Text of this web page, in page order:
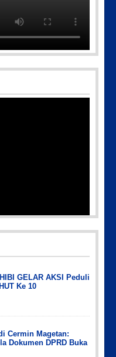
GELAR AKSI Peduli
Ke 10
Cermin Magetan:
Dokumen DPRD Buka